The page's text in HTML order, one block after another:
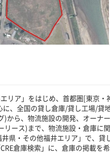
エリア」をはじめ、首都圏[東京
、全国の貸し倉庫/貸し工場/貸
)から、物流施設の開発、オーナ
リース)まで、物流施設・倉庫に
県・その他福井エリア」で、
倉庫検索」に、倉庫の掲載を